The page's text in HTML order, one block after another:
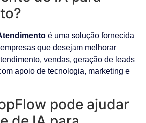
é uma solução fornecida
que desejam melhorar
vendas, geração de leads
apoio de tecnologia, marketing e
pode ajudar